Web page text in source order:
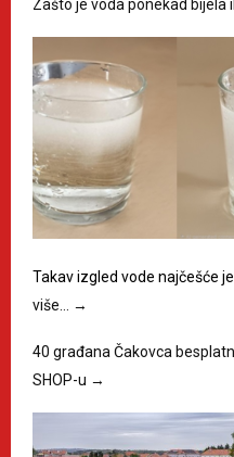
Zašto je voda ponekad bijela
Takav izgled vode najčešće
više… →
40 građana Čakovca
SHOP-u →